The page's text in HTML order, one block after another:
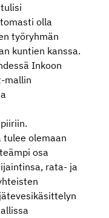
olla
työryhmän
kuntien kanssa.
Inkoon
mallin
tulee olemaan
osa
rata- ja